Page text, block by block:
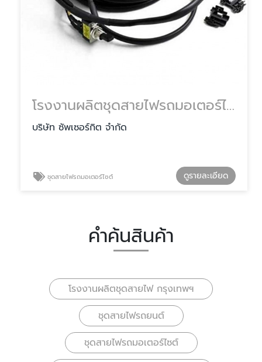
โรงงานผลิตชุดสายไฟรถมอเตอร์ไซต์ ราคา
บริษัท ซัพเซอร์กิต จำกัด
ชุดสายไฟรถมอเตอร์ไซต์ ดูรายละเอียด
คำค้นสินค้า
โรงงานผลิตชุดสายไฟ กรุงเทพฯ
ชุดสายไฟรถยนต์
ชุดสายไฟรถมอเตอร์ไซต์